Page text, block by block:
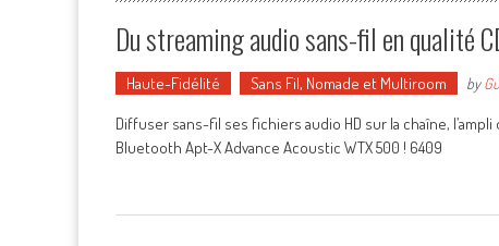
Du streaming audio sans-fil en qualité
Haute-Fidélité Sans Fil, Nomade et Multiroom by
Diffuser sans-fil ses fichiers audio HD sur la chaîne,
Bluetooth Apt-X Advance Acoustic WTX 500 ! 6409